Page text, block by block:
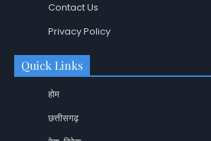
Contact Us
Privacy Policy
Quick Links
होम
छत्तीसगढ़